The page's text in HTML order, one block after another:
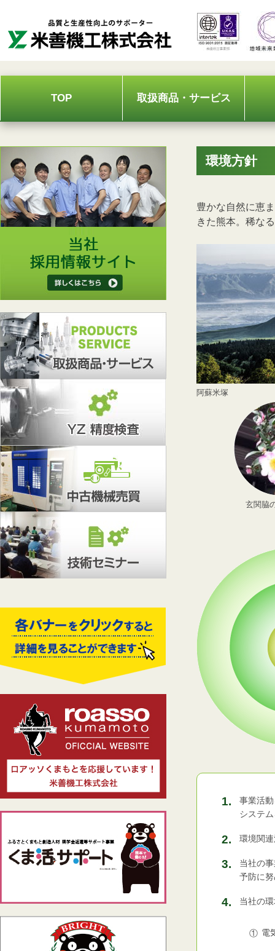
content
TOP 取扱商品・サービス
環境方針
豊かな自然に恵
きた熊本。稀な
阿蘇米塚
玄関脇
事業活
システ
環境関
当社の
予防に
当社の
電